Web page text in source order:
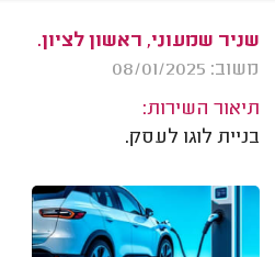
שניר שמעוני, ראשון לציון.
משוב: 08/01/2025
תיאור השירות:
בניית לוגו לעסק.